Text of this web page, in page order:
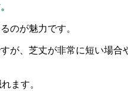
のが魅力です。
が、芝丈が非常に短い場
ます。